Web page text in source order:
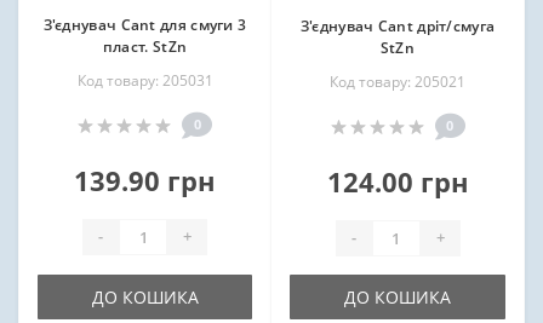
З'єднувач Cant для смуги 3
пласт. StZn
Код товару: 205031
0
139.90 грн
- +
ДО КОШИКА
З'єднувач Cant дріт/смуга
StZn
Код товару: 205021
0
124.00 грн
- +
ДО КОШИКА